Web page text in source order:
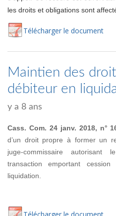
les droits et obligations sont
Télécharger le document
Maintien des
débiteur en
y a 8 ans
Cass. Com. 24 janv. 2018, n°
d’un droit propre à former un
juge-commissaire
transaction emportant
liquidation.